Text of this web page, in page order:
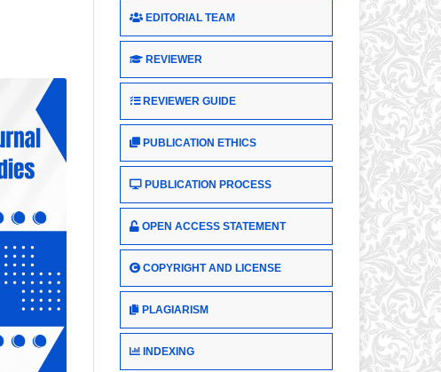
EDITORIAL TEAM
REVIEWER
REVIEWER GUIDE
PUBLICATION ETHICS
PUBLICATION PROCESS
OPEN ACCESS STATEMENT
COPYRIGHT AND LICENSE
PLAGIARISM
INDEXING